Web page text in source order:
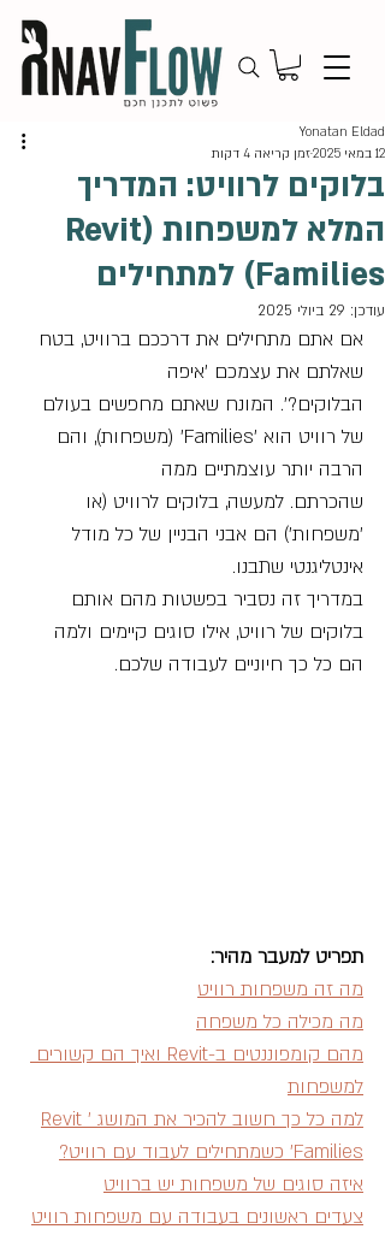
בלוקים לרוויט: המדריך
המלא למשפחות (Revit
Families) למתחילים
Yonatan Eldad
12 במאי 2025
זמן קריאה 4 דקות
עודכן: 29 ביולי 2025
אם אתם מתחילים את דרככם ברוויט, בטח
שאלתם את עצמכם 'איפה
הבלוקים?'. המונח שאתם מחפשים בעולם
של רוויט הוא 'Families' (משפחות), והם
הרבה יותר עוצמתיים ממה
שהכרתם. למעשה, בלוקים לרוויט (או
'משפחות') הם אבני הבניין של כל מודל
אינטליגנטי שתבנו.
במדריך זה נסביר בפשטות מהם אותם
בלוקים של רוויט, אילו סוגים קיימים ולמה
הם כל כך חיוניים לעבודה שלכם.
תפריט למעבר מהיר:
מה זה משפחות רוויט
מה מכילה כל משפחה
מהם קומפוננטים ב-Revit ואיך הם קשורים
למשפחות
למה כל כך חשוב להכיר את המושג 'Revit
Families' כשמתחילים לעבוד עם רוויט?
איזה סוגים של משפחות יש ברוויט
צעדים ראשונים בעבודה עם משפחות רוויט